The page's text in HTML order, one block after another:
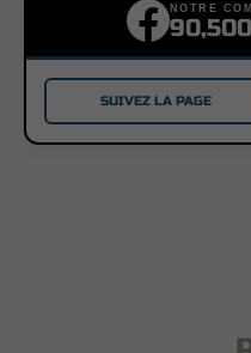
NOTRE
SUIVEZ LA PAGE